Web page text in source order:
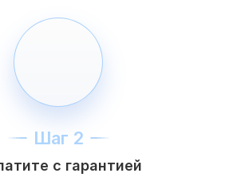
Шаг 2
с гарантией